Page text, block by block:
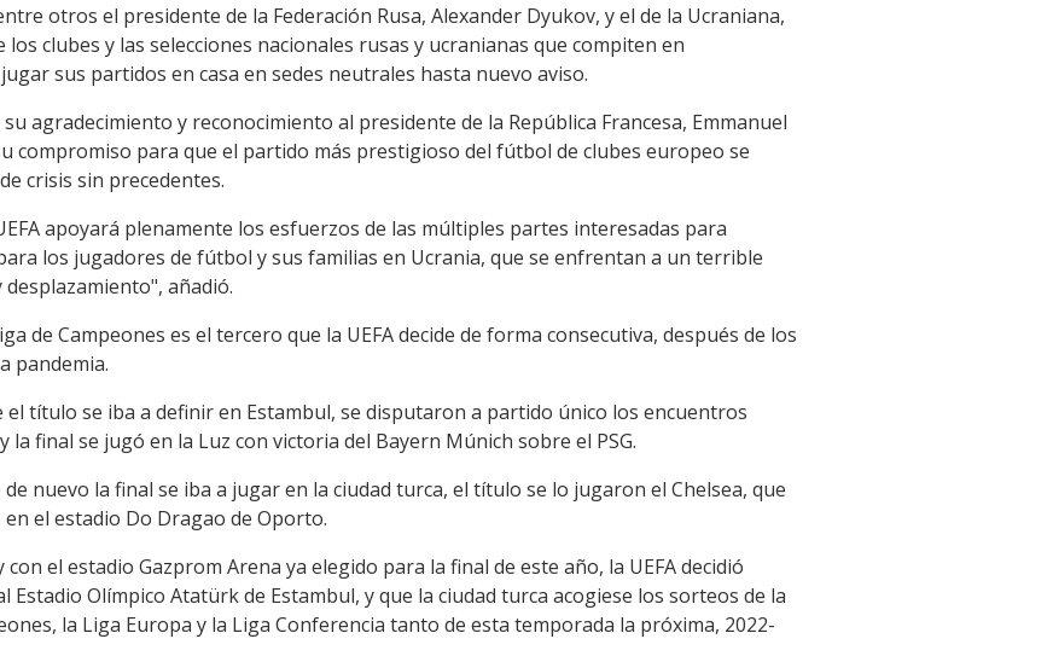
otros el presidente de la Federación Rusa, Alexander Dyukov, y el de la Ucraniana,
clubes y las selecciones nacionales rusas y ucranianas que compiten en
sus partidos en casa en sedes neutrales hasta nuevo aviso.
agradecimiento y reconocimiento al presidente de la República Francesa, Emmanuel
compromiso para que el partido más prestigioso del fútbol de clubes europeo se
crisis sin precedentes.
apoyará plenamente los esfuerzos de las múltiples partes interesadas para
los jugadores de fútbol y sus familias en Ucrania, que se enfrentan a un terrible
añadió.
de Campeones es el tercero que la UEFA decide de forma consecutiva, después de los
pandemia.
el título se iba a definir en Estambul, se disputaron a partido único los encuentros
final se jugó en la Luz con victoria del Bayern Múnich sobre el PSG.
de nuevo la final se iba a jugar en la ciudad turca, el título se lo jugaron el Chelsea, que
el estadio Do Dragao de Oporto.
el estadio Gazprom Arena ya elegido para la final de este año, la UEFA decidió
Estadio Olímpico Atatürk de Estambul, y que la ciudad turca acogiese los sorteos de la
la Liga Europa y la Liga Conferencia tanto de esta temporada la próxima, 2022-